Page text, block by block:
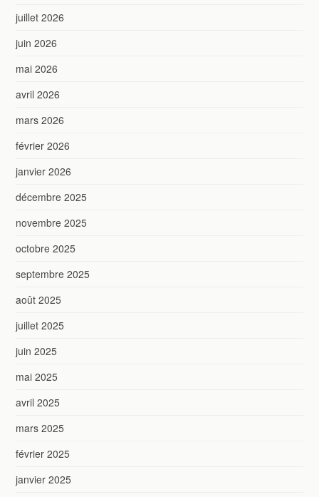
juillet 2026
juin 2026
mai 2026
avril 2026
mars 2026
février 2026
janvier 2026
décembre 2025
novembre 2025
octobre 2025
septembre 2025
août 2025
juillet 2025
juin 2025
mai 2025
avril 2025
mars 2025
février 2025
janvier 2025